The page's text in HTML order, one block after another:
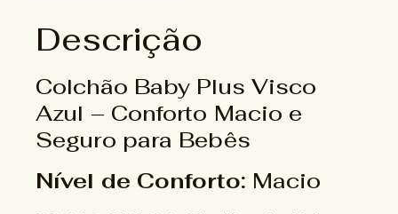
Descrição
Colchão Baby Plus Visco
Azul – Conforto Macio e
Seguro para Bebês
Nível de Conforto: Macio